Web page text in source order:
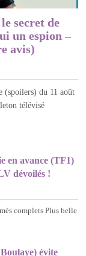
secret de
un espion –
avis)
(spoilers) du 11 août
télévisé
en avance (TF1)
dévoilés !
complets Plus belle
évite